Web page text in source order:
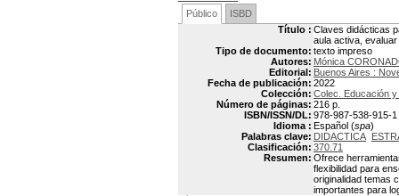
Público
ISBD
Título : Claves didácticas
aula activa,
Tipo de documento: texto impreso
Autores: Mónica
Editorial: Buenos Aires :
Fecha de publicación: 2022
Colección: Colec. Educación y
Número de páginas: 216 p.
ISBN/ISSN/DL: 978-987-538-915-1
Idioma : Español (spa)
Palabras clave: DIDACTICA
Clasificación: 370.71
Resumen: Ofrece
flexibilidad para
originalidad temas
importantes para